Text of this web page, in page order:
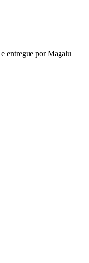
e entregue por Magalu